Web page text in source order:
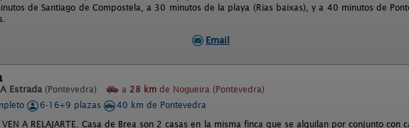
de Santiago de Compostela, a 30 minutos de la playa (Rias baixas), y a 40 minutos de
Email
A Estrada (Pontevedra) a 28 km de Nogueira (Pontevedra)
6-16+9 plazas
40 km de Pontevedra
VEN A RELAJARTE. Casa de Brea son 2 casas en la misma finca que se alquilan por conjunto con